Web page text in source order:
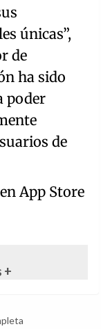
únicas”,
de
ha sido
poder
de
App Store
+